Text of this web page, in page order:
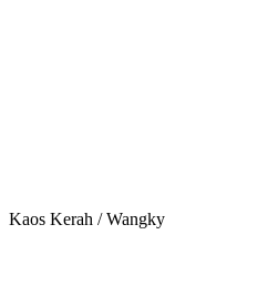
Kaos Kerah / Wangky